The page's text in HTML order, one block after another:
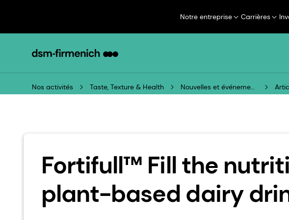
Notre entreprise Carrières
Nos activités Taste, Texture & Health Nouvelles et événements
Fortifull™ Fill the
plant-based dairy